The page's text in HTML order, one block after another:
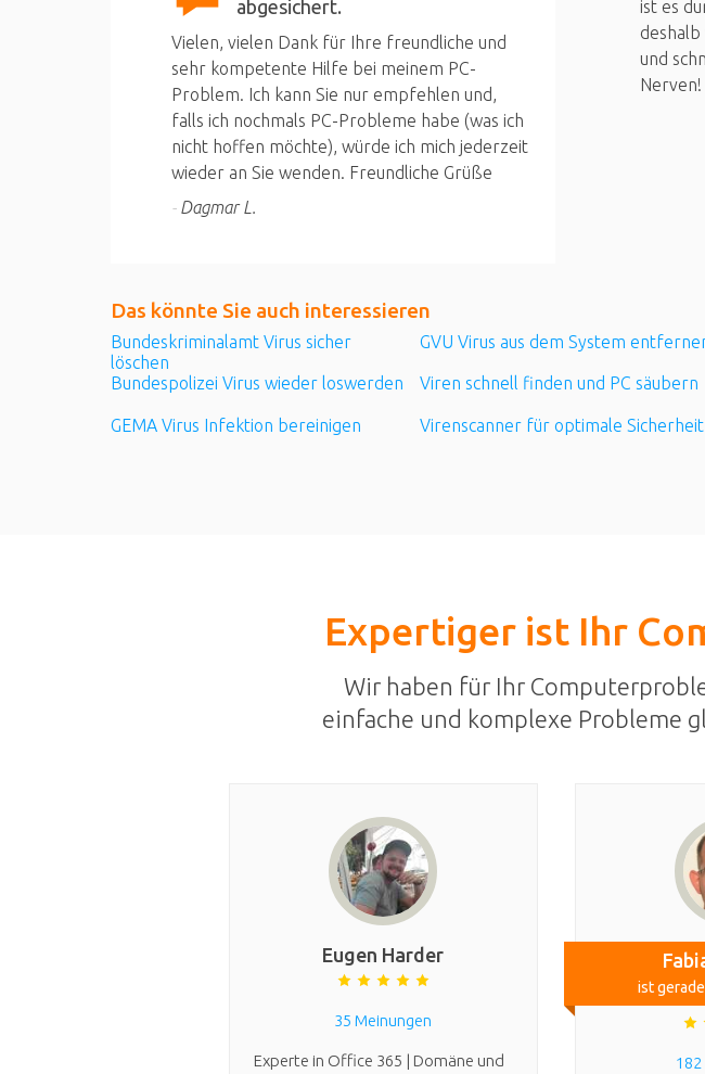
abgesichert.
Vielen, vielen Dank für Ihre freundliche und
sehr kompetente Hilfe bei meinem PC-
Problem. Ich kann Sie nur empfehlen und,
falls ich nochmals PC-Probleme habe (was ich
nicht hoffen möchte), würde ich mich jederzeit
wieder an Sie wenden. Freundliche Grüße
Dagmar L.
ist es
und
Nerven!
Das könnte Sie auch interessieren
Bundeskriminalamt Virus sicher
löschen
Bundespolizei Virus wieder loswerden
GEMA Virus Infektion bereinigen
GVU Virus aus dem System
Viren schnell finden und PC säubern
Virenscanner für optimale Sicherheit
Expertiger ist Ihr
Wir haben für Ihr
einfache und komplexe Probleme
Eugen Harder
35 Meinungen
Experte in Office 365 | Domäne und
ist